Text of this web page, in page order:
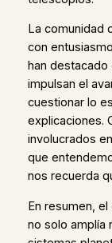
La comunidad
con
han
impulsan el
cuestionar lo
explicaciones.
involucrados
que
nos recuerda
En resumen,
no solo amplía